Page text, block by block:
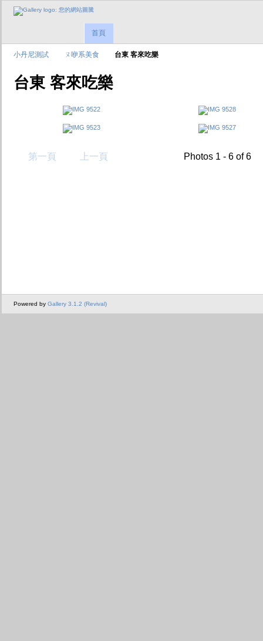
首頁
小丹尼測試 ㄡ咿系美食 台東 客來吃樂
台東 客來吃樂
第一頁 上一頁 Photos 1 - 6 of 6
Powered by Gallery 3.1.2 (Revival)